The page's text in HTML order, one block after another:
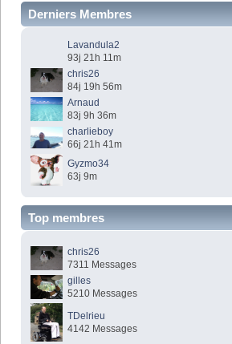
Derniers Membres
Lavandula2
93j 21h 11m
chris26
84j 19h 56m
Arnaud
83j 9h 36m
charlieboy
66j 21h 41m
Gyzmo34
63j 9m
Top membres
chris26
7311 Messages
gilles
5210 Messages
TDelrieu
4142 Messages